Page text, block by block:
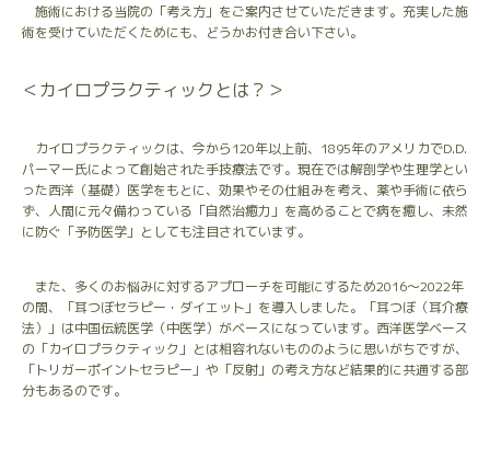
施術における当院の「考え方」をご案内させていただきます。充実した施
術を受けていただくためにも、どうかお付き合い下さい。
＜カイロプラクティックとは？＞
カイロプラクティックは、今から120年以上前、1895年のアメリカでD.D.
パーマー氏によって創始された手技療法です。現在では解剖学や生理学とい
った西洋（基礎）医学をもとに、効果やその仕組みを考え、薬や手術に依ら
ず、人間に元々備わっている「自然治癒力」を高めることで病を癒し、未然
に防ぐ「予防医学」としても注目されています。
また、多くのお悩みに対するアプローチを可能にするため2016〜2022年
の間、「耳つぼセラピー・ダイエット」を導入しました。「耳つぼ（耳介療
法）」は中国伝統医学（中医学）がベースになっています。西洋医学ベース
の「カイロプラクティック」とは相容れないもののように思いがちですが、
「トリガーポイントセラピー」や「反射」の考え方など結果的に共通する部
分もあるのです。